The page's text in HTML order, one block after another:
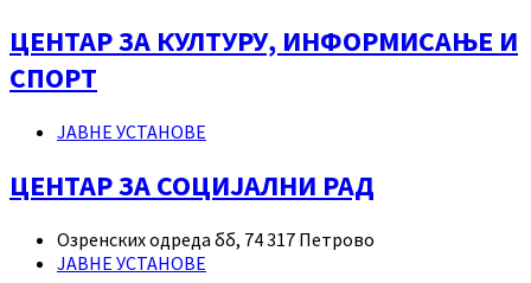
ЦЕНТАР ЗА КУЛТУРУ, ИНФОРМИСАЊЕ И
СПОРТ
ЈАВНЕ УСТАНОВЕ
ЦЕНТАР ЗА СОЦИЈАЛНИ РАД
Озренских одреда бб, 74 317 Петрово
ЈАВНЕ УСТАНОВЕ